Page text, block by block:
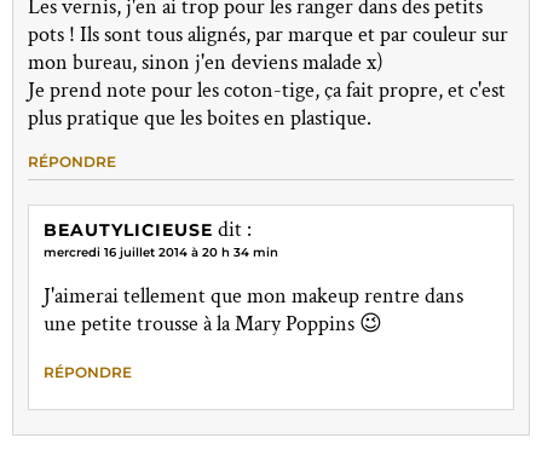
Les vernis, j'en ai trop pour les ranger dans des petits
pots ! Ils sont tous alignés, par marque et par couleur sur
mon bureau, sinon j'en deviens malade x)
Je prend note pour les coton-tige, ça fait propre, et c'est
plus pratique que les boites en plastique.
RÉPONDRE
BEAUTYLICIEUSE dit :
mercredi 16 juillet 2014 à 20 h 34 min
J'aimerai tellement que mon makeup rentre dans
une petite trousse à la Mary Poppins 😉
RÉPONDRE